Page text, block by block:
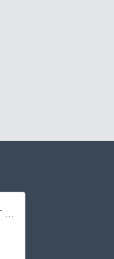
ALLEN & HEATH CQ-18T soft case